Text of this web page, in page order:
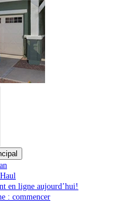
en ligne aujourd’hui!
: commencer